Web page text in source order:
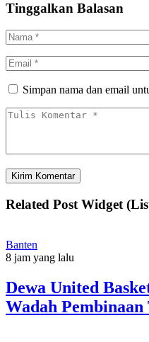
Tinggalkan Balasan
Simpan nama dan email
Related Post Widget
Banten
8 jam yang lalu
Dewa United
Wadah